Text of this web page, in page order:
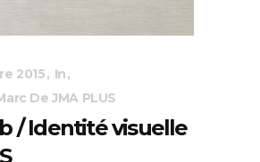
2015
In
De JMA PLUS
/ Identité visuelle